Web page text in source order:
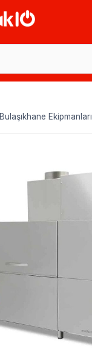
Bulaşıkhane Ekipmanları